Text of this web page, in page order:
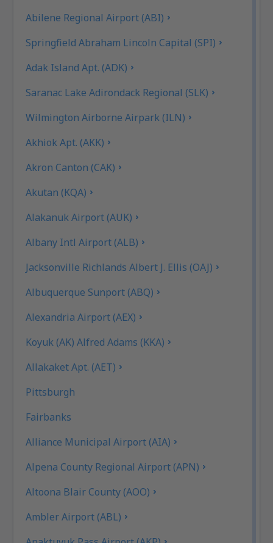
Abilene Regional Airport (ABI)
Springfield Abraham Lincoln Capital (SPI)
Adak Island Apt. (ADK)
Saranac Lake Adirondack Regional (SLK)
Wilmington Airborne Airpark (ILN)
Akhiok Apt. (AKK)
Akron Canton (CAK)
Akutan (KQA)
Alakanuk Airport (AUK)
Albany Intl Airport (ALB)
Jacksonville Richlands Albert J. Ellis (OAJ)
Albuquerque Sunport (ABQ)
Alexandria Airport (AEX)
Koyuk (AK) Alfred Adams (KKA)
Allakaket Apt. (AET)
Pittsburgh
Fairbanks
Alliance Municipal Airport (AIA)
Alpena County Regional Airport (APN)
Altoona Blair County (AOO)
Ambler Airport (ABL)